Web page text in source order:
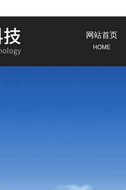
网站首页
HOME